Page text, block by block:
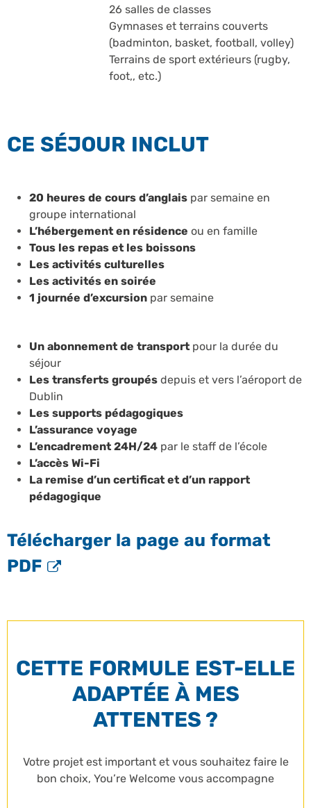
26 salles de classes
Gymnases et terrains couverts
(badminton, basket, football, volley)
Terrains de sport extérieurs (rugby,
foot,, etc.)
CE SÉJOUR INCLUT
20 heures de cours d’anglais par semaine en
groupe international
L’hébergement en résidence ou en famille
Tous les repas et les boissons
Les activités culturelles
Les activités en soirée
1 journée d’excursion par semaine
Un abonnement de transport pour la durée du
séjour
Les transferts groupés depuis et vers l’aéroport de
Dublin
Les supports pédagogiques
L’assurance voyage
L’encadrement 24H/24 par le staff de l’école
L’accès Wi-Fi
La remise d’un certificat et d’un rapport
pédagogique
Télécharger la page au format
PDF
CETTE FORMULE EST-ELLE
ADAPTÉE À MES
ATTENTES ?
Votre projet est important et vous souhaitez faire le
bon choix, You’re Welcome vous accompagne